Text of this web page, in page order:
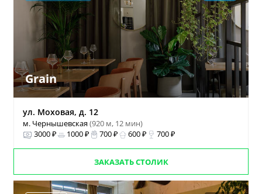
Grain
ул. Моховая, д. 12
м. Чернышевская(920 м, 12 мин)
3000 ₽
1000 ₽ 700 ₽ 600 ₽ 700 ₽
ЗАКАЗАТЬ СТОЛИК